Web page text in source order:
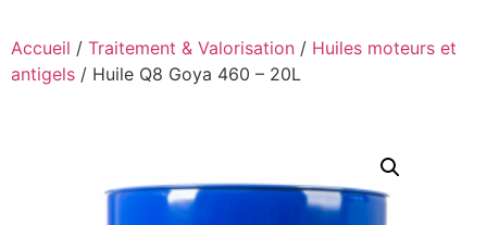
Accueil / Traitement & Valorisation / Huiles moteurs et
antigels / Huile Q8 Goya 460 – 20L